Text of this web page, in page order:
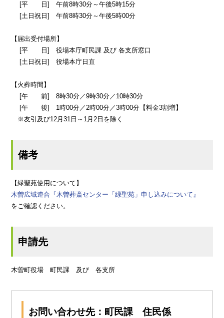
[平 日] 午前8時30分～午後5時15分
[土日祝日] 午前8時30分～午後5時00分
【届出受付場所】
[平 日] 役場本庁町民課 及び 各支所窓口
[土日祝日] 役場本庁日直
【火葬時間】
[午 前] 8時30分／9時30分／10時30分
[午 後] 1時00分／2時00分／3時00分【料金3割増】
※友引及び12月31日～1月2日を除く
備考
【緑聖苑使用について】
木曽広域連合『木曽葬斎センター「緑聖苑」申し込みについて』
をご確認ください。
申請先
木曽町役場 町民課 及び 各支所
お問い合わせ先：町民課 住民係